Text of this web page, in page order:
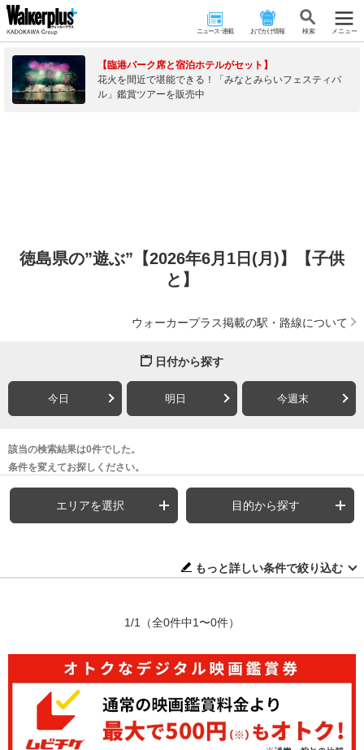
ニュース･連載 おでかけ情報 検 索 メニュー
【臨港パーク席と宿泊ホテルがセット】
花火を間近で堪能できる！「みなとみらいフェスティバ
ル」鑑賞ツアーを販売中
徳島県の”遊ぶ”【2026年6月1日(月)】【子供
と】
ウォーカープラス掲載の駅・路線について
日付から探す
今日 明日 今週末
該当の検索結果は0件でした。
条件を変えてお探しください。
エリアを選択 目的から探す
もっと詳しい条件で絞り込む
1/1 （全0件中1〜0件）